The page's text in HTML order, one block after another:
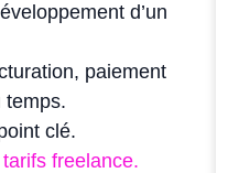
d’un
paiement
clé.
freelance.